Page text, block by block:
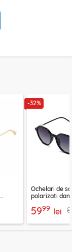
-32%
Ochelari de
polarizati
5999 lei